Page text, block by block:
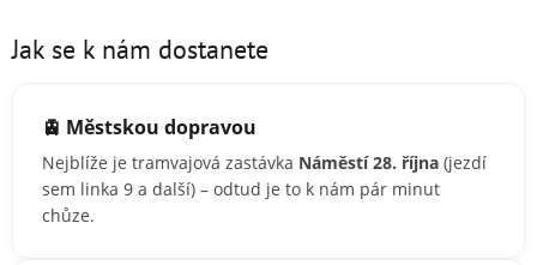
Jak se k nám dostanete
🚊 Městskou dopravou
Nejblíže je tramvajová zastávka Náměstí 28. října (jezdí
sem linka 9 a další) – odtud je to k nám pár minut
chůze.